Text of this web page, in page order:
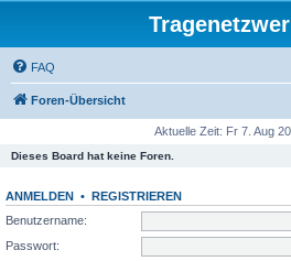
FAQ
Foren-Übersicht
Aktuelle Zeit: Fr 7. Aug
Dieses Board hat keine Foren.
ANMELDEN • REGISTRIEREN
Benutzername:
Passwort: